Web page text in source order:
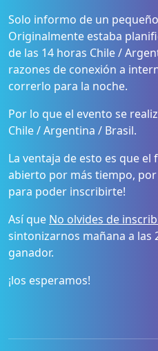
Solo informo de un
Originalmente estaba
de las 14 horas Chile /
razones de conexión a
correrlo para la noche.
Por lo que el evento se
Chile / Argentina / Brasil.
La ventaja de esto es que
abierto por más tiempo,
para poder inscribirte!
Así que No olvides de
sintonizarnos mañana a las
ganador.
¡los esperamos!